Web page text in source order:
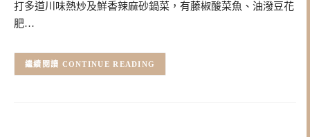
打多道川味熱炒及鮮香辣麻砂鍋菜，有藤椒酸菜魚、油潑豆花
肥…
CONTINUE READING